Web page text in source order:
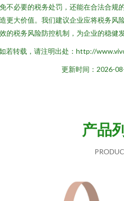
不必要的税务处罚，还能在合法合规
更大价值。我们建议企业应将税务风
的税务风险防控机制，为企业的稳健
若转载，请注明出处：http://
更新时间：2026-
产品